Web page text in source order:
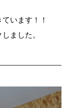
います！！
ました。